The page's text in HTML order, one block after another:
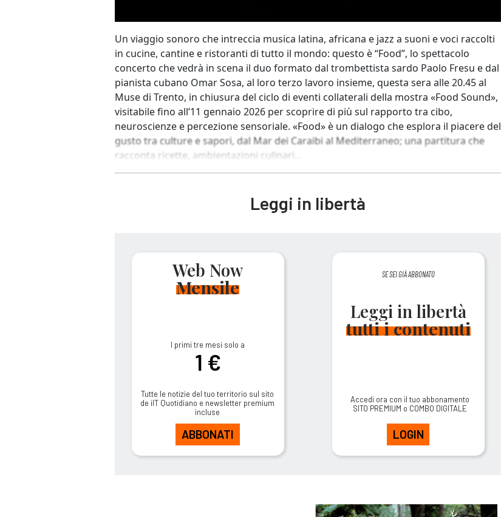
Un viaggio sonoro che intreccia musica latina, africana e jazz a suoni e voci raccolti
in cucine, cantine e ristoranti di tutto il mondo: questo è “Food”, lo spettacolo
concerto che vedrà in scena il duo formato dal trombettista sardo Paolo Fresu e dal
pianista cubano Omar Sosa, al loro terzo lavoro insieme, questa sera alle 20.45 al
Muse di Trento, in chiusura del ciclo di eventi collaterali della mostra «Food Sound»,
visitabile fino all’11 gennaio 2026 per scoprire di più sul rapporto tra cibo,
neuroscienze e percezione sensoriale. «Food» è un dialogo che esplora il piacere del
gusto tra culture e sapori, dal Mar dei Caraibi al Mediterraneo; una partitura che
racconta ricette, ambientazioni culinari...
Leggi in libertà
Web Now
Mensile
I primi tre mesi solo a
1 €
Tutte le notizie del tuo territorio sul sito
de ilT Quotidiano e newsletter premium
incluse
ABBONATI
SE SEI GIÀ ABBONATO
Leggi in libertà
tutti i contenuti
Accedi ora con il tuo abbonamento
SITO PREMIUM o COMBO DIGITALE
LOGIN